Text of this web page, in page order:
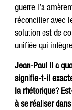
guerre l’a
réconcilier avec
solution est de
unifiée qui
Jean-Paul II a
signifie-t-il
la rhétorique?
à se réaliser